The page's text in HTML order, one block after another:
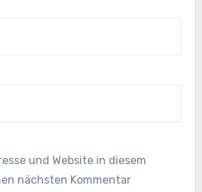
und Website in diesem
nächsten Kommentar